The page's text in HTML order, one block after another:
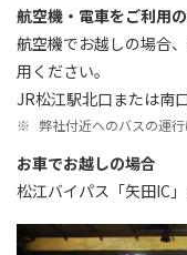
航空機・電車をご利用
航空機でお越しの場合
用ください。
JR松江駅北口または南
※ 弊社付近へのバスの運行
お車でお越しの場合
松江バイパス「矢田IC